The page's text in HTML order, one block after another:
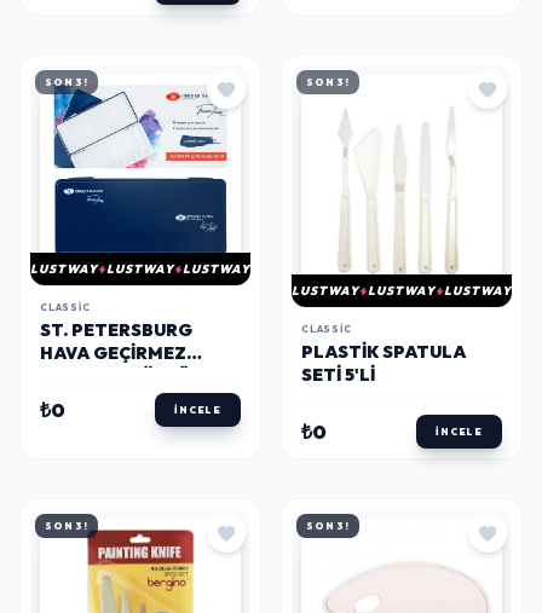
SON 3!
LUSTWAY LUSTWAY LUSTWAY
CLASSIC
ST. PETERSBURG
HAVA GEÇIRMEZ
27X13 CM.
₺0 İNCELE
SON 3!
LUSTWAY LUSTWAY LUSTWAY
CLASSIC
PLASTIK SPATULA
SETI 5'LI
₺0 İNCELE
SON 3! SON 3!